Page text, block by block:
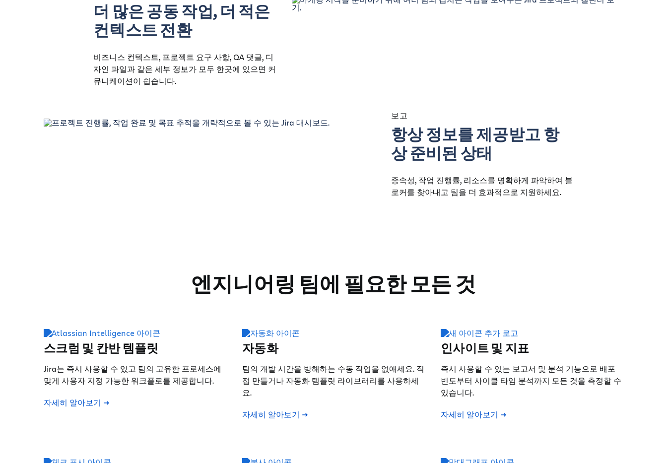
더 많은 공동 작업, 더 적은
컨텍스트 전환
비즈니스 컨텍스트, 프로젝트 요구 사항, QA 댓글, 디
자인 파일과 같은 세부 정보가 모두 한곳에 있으면 커
뮤니케이션이 쉽습니다.
보고
항상 정보를 제공받고 항
상 준비된 상태
종속성, 작업 진행률, 리소스를 명확하게 파악하여 블
로커를 찾아내고 팀을 더 효과적으로 지원하세요.
엔지니어링 팀에 필요한 모든 것
스크럼 및 칸반 템플릿
Jira는 즉시 사용할 수 있고 팀의 고유한 프로세스에
맞게 사용자 지정 가능한 워크플로를 제공합니다.
자세히 알아보기
자동화
팀의 개발 시간을 방해하는 수동 작업을 없애세요. 직
접 만들거나 자동화 템플릿 라이브러리를 사용하세
요.
자세히 알아보기
인사이트 및 지표
즉시 사용할 수 있는 보고서 및 분석 기능으로 배포
빈도부터 사이클 타임 분석까지 모든 것을 측정할 수
있습니다.
자세히 알아보기